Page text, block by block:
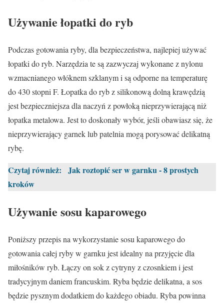
Używanie łopatki do ryb
Podczas gotowania ryby, dla bezpieczeństwa, najlepiej używać
łopatki do ryb. Narzędzia te są zazwyczaj wykonane z nylonu
wzmacnianego włóknem szklanym i są odporne na temperaturę
do 430 stopni F. Łopatka do ryb z silikonową dolną krawędzią
jest bezpieczniejsza dla naczyń z powłoką nieprzywierającą niż
łopatka metalowa. Jest to doskonały wybór, jeśli obawiasz się, że
nieprzywierający garnek lub patelnia mogą porysować delikatną
rybę.
Czytaj również:
Jak roztopić ser w garnku - 8 prostych
kroków
Używanie sosu kaparowego
Poniższy przepis na wykorzystanie sosu kaparowego do
gotowania całej ryby w garnku jest idealny na przyjęcie dla
miłośników ryb. Łączy on sok z cytryny z czosnkiem i jest
tradycyjnym daniem francuskim. Ryba będzie delikatna, a sos
będzie pysznym dodatkiem do każdego obiadu. Ryba powinna